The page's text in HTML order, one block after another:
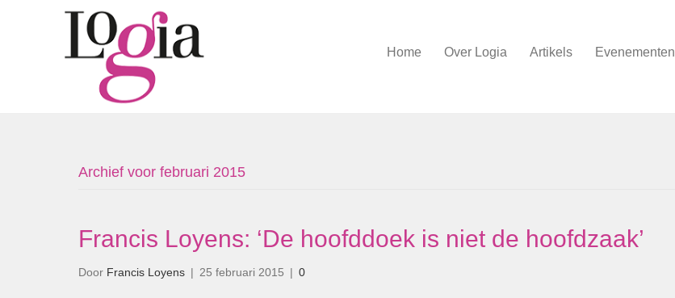
Home Over Logia Artikels Evenementen
Archief voor februari 2015
Francis Loyens: ‘De hoofddoek is niet de hoofdzaak’
Door Francis Loyens | 25 februari 2015 | 0